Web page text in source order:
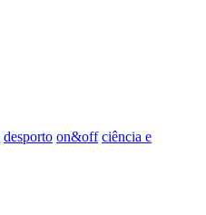
desporto on&off ciência e